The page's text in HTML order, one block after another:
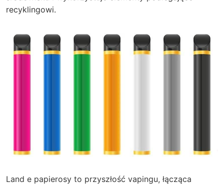
recyklingowi.
Land e papierosy to przyszłość vapingu, łącząca